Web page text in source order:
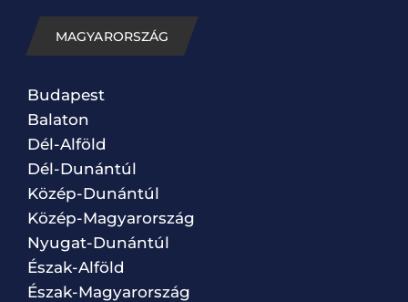
MAGYARORSZÁG
Budapest
Balaton
Dél-Alföld
Dél-Dunántúl
Közép-Dunántúl
Közép-Magyarország
Nyugat-Dunántúl
Észak-Alföld
Észak-Magyarország